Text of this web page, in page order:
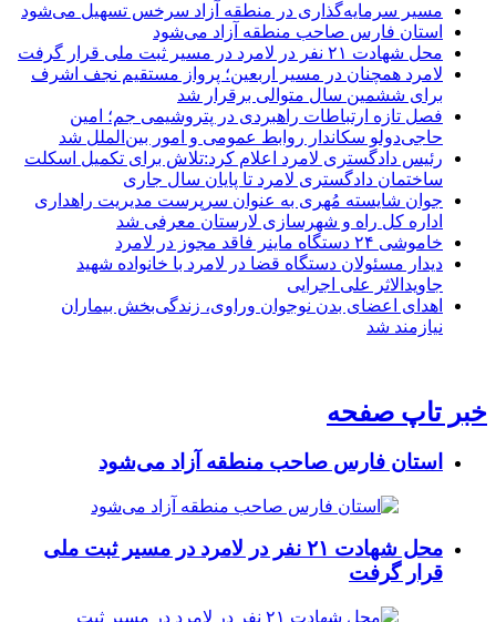
مسیر سرمایه‌گذاری در منطقه آزاد سرخس تسهیل می‌شود
استان فارس صاحب منطقه آزاد می‌شود
محل شهادت ۲۱ نفر در لامرد در مسیر ثبت ملی قرار گرفت
لامرد همچنان در مسیر اربعین؛ پرواز مستقیم نجف اشرف
برای ششمین سال متوالی برقرار شد
فصل تازه ارتباطات راهبردی در پتروشیمی جم؛ امین
حاجی‌دولو سکاندار روابط عمومی و امور بین‌الملل شد
رئیس دادگستری لامرد اعلام کرد:تلاش برای تکمیل اسکلت
ساختمان دادگستری لامرد تا پایان سال جاری
جوان شایسته مُهری به عنوان سرپرست مدیریت راهداری
اداره کل راه و شهرسازی لارستان معرفی شد
خاموشی ۲۴ دستگاه ماینر فاقد مجوز در لامرد
دیدار مسئولان دستگاه قضا در لامرد با خانواده شهید
جاویدالاثر علی اجرایی
اهدای اعضای بدن نوجوان وراوی، زندگی‌بخش بیماران
نیازمند شد
خبر تاپ صفحه
استان فارس صاحب منطقه آزاد می‌شود
محل شهادت ۲۱ نفر در لامرد در مسیر ثبت ملی
قرار گرفت